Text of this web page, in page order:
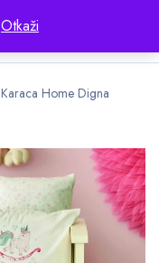
Otkaži
Karaca Home Digna